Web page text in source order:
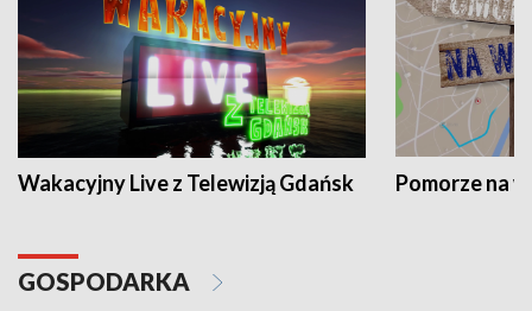
Wakacyjny Live z Telewizją Gdańsk Pomorze na
GOSPODARKA